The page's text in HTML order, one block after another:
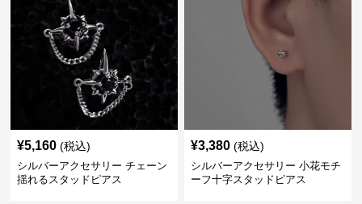
¥5,160 (税込)
シルバーアクセサリー チェーン
揺れるスタッドピアス
¥3,380 (税込)
シルバーアクセサリー 小花モチ
ーフ十字スタッドピアス